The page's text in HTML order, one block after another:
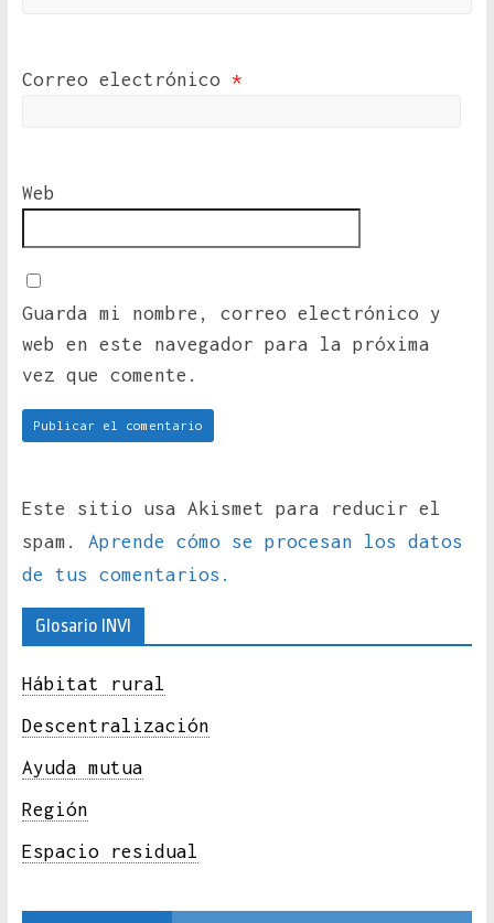
Correo electrónico *
Web
Guarda mi nombre, correo electrónico y
web en este navegador para la próxima
vez que comente.
Este sitio usa Akismet para reducir el
spam. Aprende cómo se procesan los datos
de tus comentarios.
Glosario INVI
Hábitat rural
Descentralización
Ayuda mutua
Región
Espacio residual